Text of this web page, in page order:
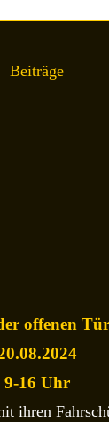
Beiträge
offenen Tür
9-16 Uhr
ihren